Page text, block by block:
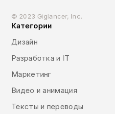
© 2023 Giglancer, Inc.
Категории
Дизайн
Разработка и IT
Маркетинг
Видео и анимация
Тексты и переводы